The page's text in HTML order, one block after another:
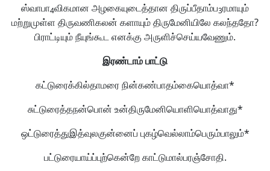
ஸ்வாபா4விகமான அழகையுடைத்தான திருப்பீதாம்ப3ரமாயும்
மற்றுமுள்ள திருவணிகலன் களாயும் திருமேனியிலே கலந்ததோ?
பிராட்டியும் நீயுங்கூட எனக்கு அருளிச்செய்யவேணும்.
இரண்டாம்பாட்டு
கட்டுரைக்கில்தாமரை நின்கண்பாதம்கையொத்வா*
சுட்டுரைத்தநன்பொன் உன்திருமேனியொளியொத்வாது*
ஒட்டுரைத்துஇத்வுலகுன்னைப் புகழ்வெல்லாம்பெரும்பாலும்*
பட்டுரையாய்ப்புற்கென்றே காட்டுமால்பரஞ்சோதி.